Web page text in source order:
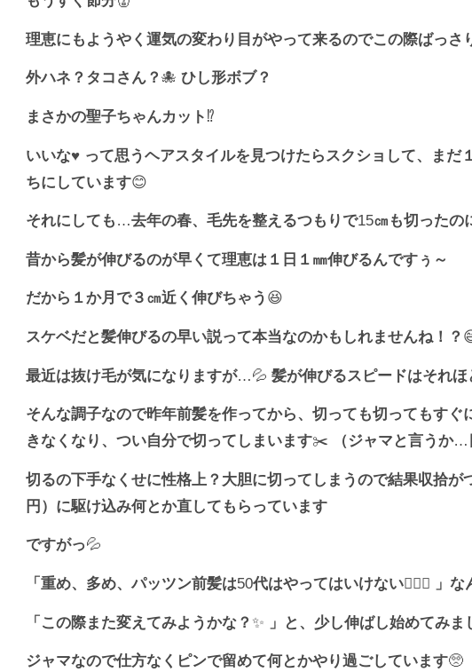
理恵にもようやく運気の変わり目がやって来るのでこの際ばっさ
外ハネ？タコさん？ 🐙 ひし形ボブ？
まさかの聖子ちゃんカット ⁉️
いいな♥️ って思うヘアスタイルを見つけたらスクショして、まだ
ちにしています😊
それにしても …去年の春、毛先を整えるつもりで15㎝も切ったの
昔から髪が伸びるのが早くて理恵は１日１㎜伸びるんですぅ～
だから１か月で３㎝近く伸びちゃう 😆
スケベだと髪伸びるの早い説って本当なのかもしれませんね！？
最近は抜け毛が気になりますが…💦 髪が伸びるスピードはそれ
そんな調子なので昨年前髪を作ってから、切っても切ってもすぐ
きなくなり、つい自分で切ってしまいます✂️ （ジャマと言うか…
切るの下手なくせに性格上？大胆に切ってしまうので結果収拾が
円）に駆け込み何とか直してもらっています
ですがっ💦
「重め、多め、パッツン前髪は50代はやってはいけない🙅🏻‍♀️ 」
「この際また変えてみようかな？ ✨ 」と、少し伸ばし始めてみま
ジャマなので仕方なくピンで留めて何とかやり過ごしています🥺